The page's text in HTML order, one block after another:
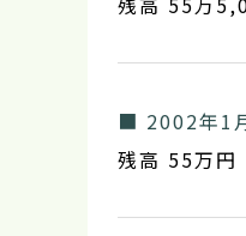
■ 2002年1
残高 55万円